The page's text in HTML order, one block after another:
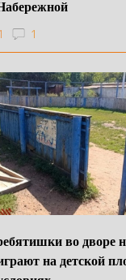
1
во дворе
на детской